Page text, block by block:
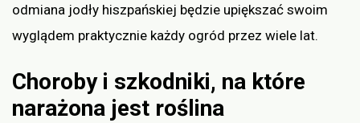
odmiana jodły hiszpańskiej będzie upiększać swoim
wyglądem praktycznie każdy ogród przez wiele lat.
Choroby i szkodniki, na które
narażona jest roślina